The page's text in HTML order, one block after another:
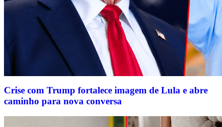
Crise com Trump fortalece imagem de Lula e abre
caminho para nova conversa